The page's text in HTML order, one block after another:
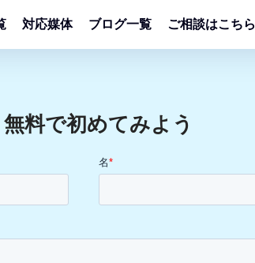
対応媒体 ブログ一覧 ご相談はこちら
無料で初めてみよう